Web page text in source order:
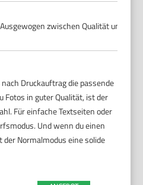
Ausgewogen zwischen Qualität und
Druckauftrag die passende
Fotos in guter Qualität, ist der
Für einfache Textseiten oder
Und wenn du einen
Normalmodus eine solide